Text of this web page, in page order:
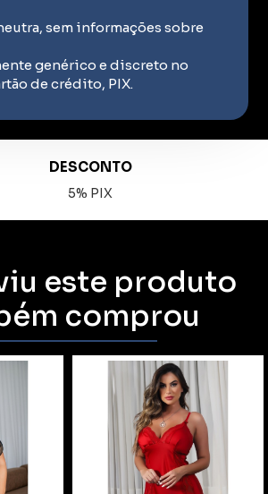
sem informações sobre
genérico e discreto no
de crédito, PIX.
DESCONTO
5% PIX
este produto
comprou